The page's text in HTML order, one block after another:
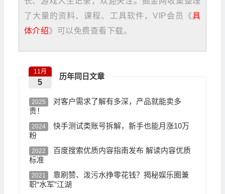
了大量的资料、课程、工具软件，VIP会员《具
体介绍》可以免费查看下载。
历年同日文章
11月
5
2025
对客户需求了解有多深，产品就能卖多
贵！
2024
快手测试类账号拆解，新手也能月涨10万
粉
2022
百度搜索优质内容指南发布 解读内容优质
标准
2021
靠刷赞、泼污水挣零花钱？揭秘娱乐圈兼
职“水军”江湖